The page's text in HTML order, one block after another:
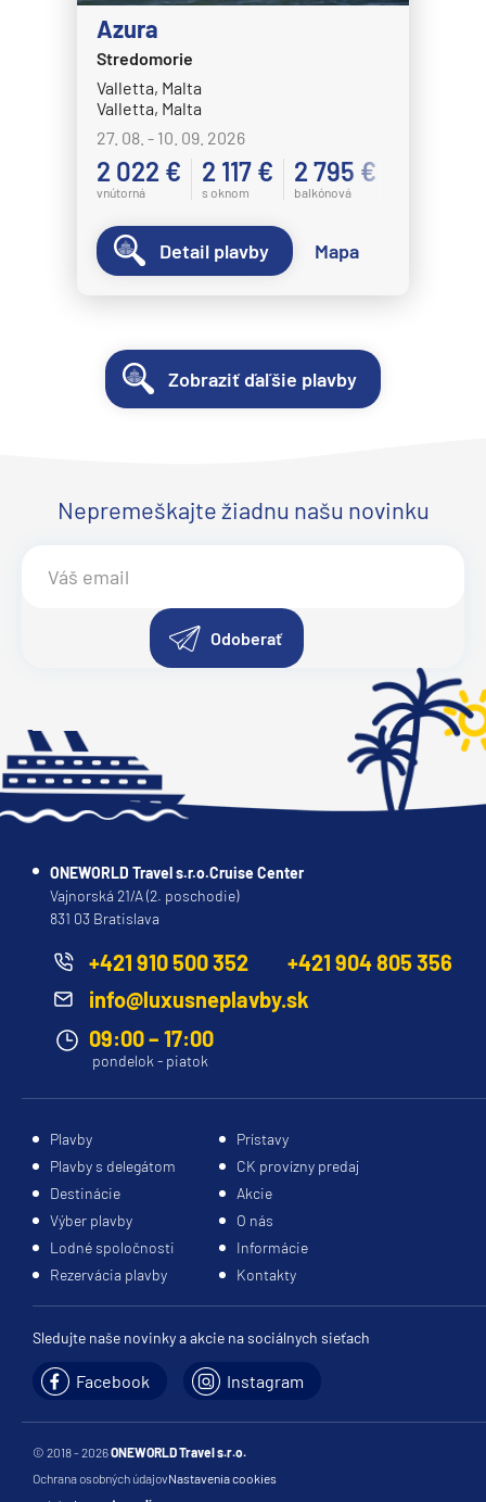
Azura
Stredomorie
Valletta, Malta
Valletta, Malta
27. 08. - 10. 09. 2026
2 022 €
vnútorná
2 117 €
s oknom
2 795 €
balkónová
Detail plavby Mapa
Zobraziť ďaľšie plavby
Nepremeškajte žiadnu našu novinku
Odoberať
ONEWORLD Travel s.r.o.Cruise Center
Vajnorská 21/A (2. poschodie)
831 03 Bratislava
+421 910 500 352
+421 904 805 356
info@luxusneplavby.sk
09:00 – 17:00
pondelok - piatok
Plavby
Prístavy
Plavby s delegátom
CK provízny predaj
Destinácie
Akcie
Výber plavby
O nás
Lodné spoločnosti
Informácie
Rezervácia plavby
Kontakty
Sledujte naše novinky a akcie na sociálnych sieťach
Facebook Instagram
© 2018 - 2026ONEWORLD Travel s.r.o.
Ochrana osobných údajovNastavenia cookies